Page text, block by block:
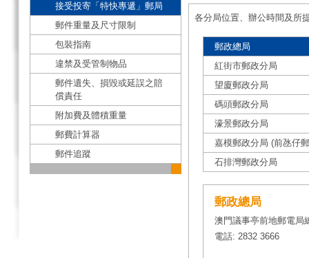
接受投寄「特快專遞」郵局
郵件重量及尺寸限制
包裝指南
違禁及受管制物品
郵件遺失、損毀或延誤之賠
償責任
附加費及體積重量
郵費計算器
郵件追蹤
各分局位置、辦公時間及所
郵政總局
紅街市郵政分局
望廈郵政分局
碼頭郵政分局
濠景郵政分局
嘉模郵政分局 (前氹仔
石排灣郵政分局
郵政總局
澳門議事亭前地郵電局
電話: 2832 3666